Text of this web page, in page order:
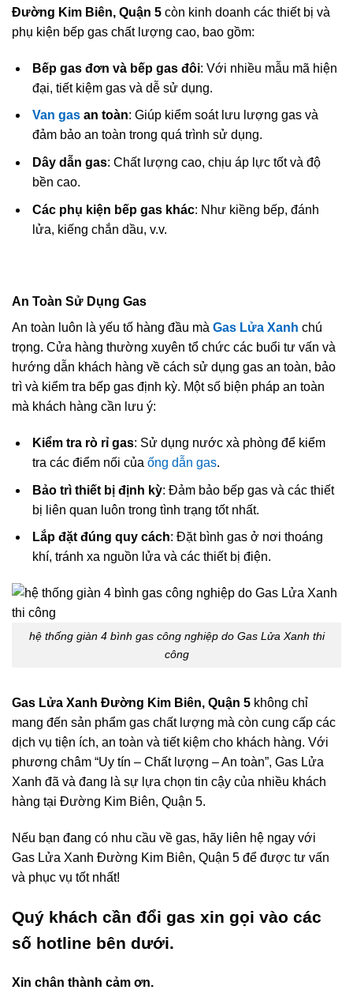
Đường Kim Biên, Quận 5 còn kinh doanh các thiết bị và
phụ kiện bếp gas chất lượng cao, bao gồm:
Bếp gas đơn và bếp gas đôi: Với nhiều mẫu mã hiện
đại, tiết kiệm gas và dễ sử dụng.
Van gasan toàn: Giúp kiểm soát lưu lượng gas và
đảm bảo an toàn trong quá trình sử dụng.
Dây dẫn gas: Chất lượng cao, chịu áp lực tốt và độ
bền cao.
Các phụ kiện bếp gas khác: Như kiềng bếp, đánh
lửa, kiếng chắn dầu, v.v.
An Toàn Sử Dụng Gas
An toàn luôn là yếu tố hàng đầu mà Gas Lửa Xanh chú
trọng. Cửa hàng thường xuyên tổ chức các buổi tư vấn và
hướng dẫn khách hàng về cách sử dụng gas an toàn, bảo
trì và kiểm tra bếp gas định kỳ. Một số biện pháp an toàn
mà khách hàng cần lưu ý:
Kiểm tra rò rỉ gas: Sử dụng nước xà phòng để kiểm
tra các điểm nối của ống dẫn gas.
Bảo trì thiết bị định kỳ: Đảm bảo bếp gas và các thiết
bị liên quan luôn trong tình trạng tốt nhất.
Lắp đặt đúng quy cách: Đặt bình gas ở nơi thoáng
khí, tránh xa nguồn lửa và các thiết bị điện.
hệ thống giàn 4 bình gas công nghiệp do Gas Lửa Xanh thi
công
Gas Lửa Xanh Đường Kim Biên, Quận 5 không chỉ
mang đến sản phẩm gas chất lượng mà còn cung cấp các
dịch vụ tiện ích, an toàn và tiết kiệm cho khách hàng. Với
phương châm “Uy tín – Chất lượng – An toàn”, Gas Lửa
Xanh đã và đang là sự lựa chọn tin cậy của nhiều khách
hàng tại Đường Kim Biên, Quận 5.
Nếu bạn đang có nhu cầu về gas, hãy liên hệ ngay với
Gas Lửa Xanh Đường Kim Biên, Quận 5 để được tư vấn
và phục vụ tốt nhất!
Quý khách cần đổi gas xin gọi vào các
số hotline bên dưới.
Xin chân thành cảm ơn.